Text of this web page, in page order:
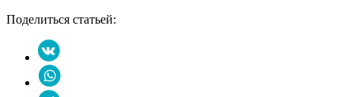
Поделиться статьей: